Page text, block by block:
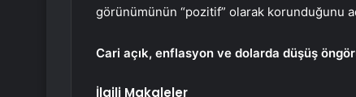
görünümünün “pozitif” olarak korunduğunu
Cari açık, enflasyon ve dolarda düşüş
İlgili Makaleler